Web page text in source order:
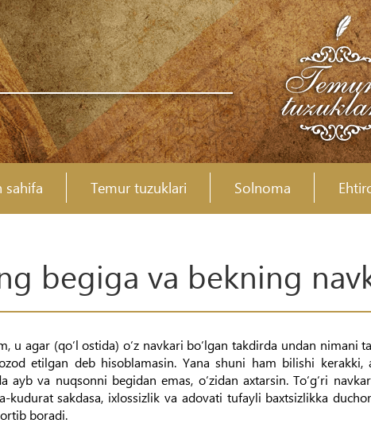
sahifa Temur tuzuklari Solnoma
begiga va bekning
u agar (qo‘l ostida) o‘z navkari bo‘lgan takdirda undan
etilgan deb hisoblamasin. Yana shuni ham bilishi
ayb va nuqsonni begidan emas, o‘zidan axtarsin. To‘g‘ri
kudurat sakdasa, ixlossizlik va adovati tufayli baxtsizlikka
boradi.